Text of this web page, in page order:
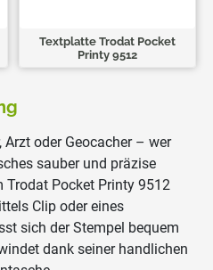
Textplatte Trodat Pocket
Printy 9512
oder Geocacher – wer
sauber und präzise
Pocket Printy 9512
Clip oder eines
sich der Stempel bequem
dank seiner handlichen